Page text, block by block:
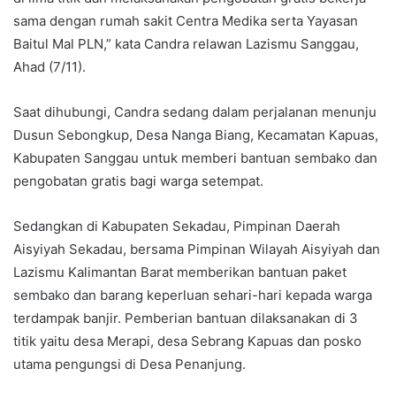
sama dengan rumah sakit Centra Medika serta Yayasan
Baitul Mal PLN,” kata Candra relawan Lazismu Sanggau,
Ahad (7/11).
Saat dihubungi, Candra sedang dalam perjalanan menunju
Dusun Sebongkup, Desa Nanga Biang, Kecamatan Kapuas,
Kabupaten Sanggau untuk memberi bantuan sembako dan
pengobatan gratis bagi warga setempat.
Sedangkan di Kabupaten Sekadau, Pimpinan Daerah
Aisyiyah Sekadau, bersama Pimpinan Wilayah Aisyiyah dan
Lazismu Kalimantan Barat memberikan bantuan paket
sembako dan barang keperluan sehari-hari kepada warga
terdampak banjir. Pemberian bantuan dilaksanakan di 3
titik yaitu desa Merapi, desa Sebrang Kapuas dan posko
utama pengungsi di Desa Penanjung.